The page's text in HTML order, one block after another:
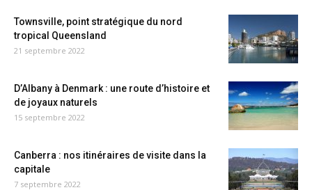
Townsville, point stratégique du nord
tropical Queensland
21 septembre 2022
D’Albany à Denmark : une route d’histoire et
de joyaux naturels
15 septembre 2022
Canberra : nos itinéraires de visite dans la
capitale
7 septembre 2022